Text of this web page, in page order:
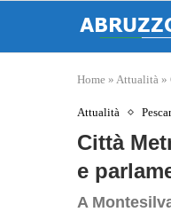
Home » Attualità »
Attualità
Città
e
A